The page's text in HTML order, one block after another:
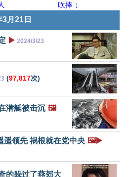
吹捧；
月21日
▶️ 2024/3/23
(97,817次)
潜艇被击沉 🖼️
遥领先 祸根就在党中央 🖼️▶️
的躲过了燕郊大